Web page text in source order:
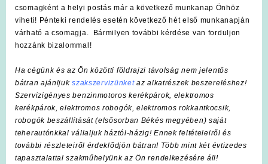
csomagként a helyi postás már a következő munkanap Önhöz
viheti! Pénteki rendelés esetén következő hét első munkanapján
várható a csomagja. Bármilyen további kérdése van forduljon
hozzánk bizalommal!
Ha cégünk és az Ön közötti földrajzi távolság nem jelentős
bátran ajánljukszakszervizünket az alkatrészek beszereléshez!
Szervizigényes benzinmotoros kerékpárok, elektromos
kerékpárok, elektromos robogók, elektromos rokkantkocsik,
robogók beszállítását (elsősorban Békés megyében) saját
teherautónkkal vállaljuk háztól-házig! Ennek feltételeiről és
további részleteiről érdeklődjön bátran! Több mint két évtizedes
tapasztalattal szakműhelyünk az Ön rendelkezésére áll!